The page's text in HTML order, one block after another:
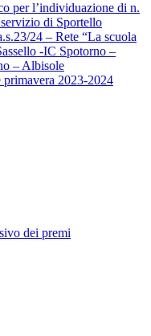
per l’individuazione di n.
di Sportello
24 – Rete “La scuola
-IC Spotorno –
– Albisole
primavera 2023-2024
dei premi